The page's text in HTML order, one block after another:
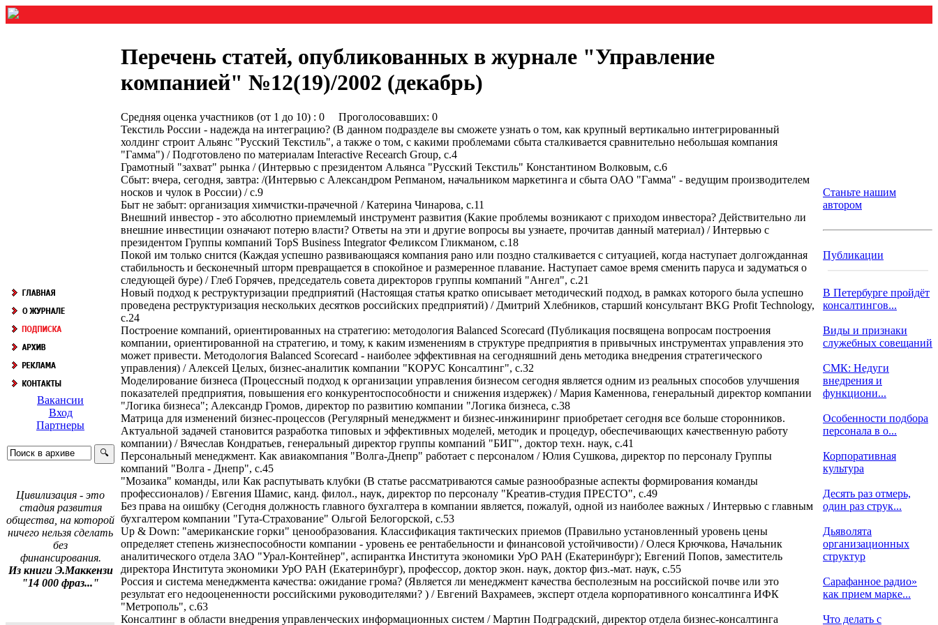
Вакансии
Вход
Партнеры
Цивилизация - это
стадия развития
общества, на которой
ничего нельзя сделать
без
финансирования.
Из книги Э.Маккензи
"14 000 фраз..."
Перечень статей, опубликованных в журнале "Управление
компанией" №12(19)/2002 (декабрь)
Средняя оценка участников (от 1 до 10) : 0 Проголосовавших: 0
Текстиль России - надежда на интеграцию? (В данном подразделе вы сможете узнать о том, как крупный вертикально интегрированный
холдинг строит Альянс "Русский Текстиль", а также о том, с какими проблемами сбыта сталкивается сравнительно небольшая компания
"Гамма") / Подготовлено по материалам Interactive Recearch Group, с.4
Грамотный "захват" рынка / (Интервью с президентом Альянса "Русский Текстиль" Константином Волковым, с.6
Сбыт: вчера, сегодня, завтра: /(Интервью с Александром Репманом, начальником маркетинга и сбыта ОАО "Гамма" - ведущим производителем
носков и чулок в России) / с.9
Быт не забыт: организация химчистки-прачечной / Катерина Чинарова, с.11
Внешний инвестор - это абсолютно приемлемый инструмент развития (Какие проблемы возникают с приходом инвестора? Действительно ли
внешние инвестиции означают потерю власти? Ответы на эти и другие вопросы вы узнаете, прочитав данный материал) / Интервью с
президентом Группы компаний TopS Business Integrator Феликсом Гликманом, с.18
Покой им только снится (Каждая успешно развивающаяся компания рано или поздно сталкивается с ситуацией, когда наступает долгожданная
стабильность и бесконечный шторм превращается в спокойное и размеренное плавание. Наступает самое время сменить паруса и задуматься о
следующей буре) / Глеб Горячев, председатель совета директоров группы компаний "Ангел", с.21
Новый подход к реструктуризации предприятий (Настоящая статья кратко описывает методический подход, в рамках которого была успешно
проведена реструктуризация нескольких десятков российских предприятий) / Дмитрий Хлебников, старший консультант BKG Profit Technology,
с.24
Построение компаний, ориентированных на стратегию: методология Balanced Scorecard (Публикация посвящена вопросам построения
компании, ориентированной на стратегию, и тому, к каким изменениям в структуре предприятия в привычных инструментах управления это
может привести. Методология Balanced Scorecard - наиболее эффективная на сегодняшний день методика внедрения стратегического
управления) / Алексей Целых, бизнес-аналитик компании "КОРУС Консалтинг", с.32
Моделирование бизнеса (Процессный подход к организации управления бизнесом сегодня является одним из реальных способов улучшения
показателей предприятия, повышения его конкурентоспособности и снижения издержек) / Мария Каменнова, генеральный директор компании
"Логика бизнеса"; Александр Громов, директор по развитию компании "Логика бизнеса, с.38
Матрица для изменений бизнес-процессов (Регулярный менеджмент и бизнес-инжиниринг приобретает сегодня все больше сторонников.
Актуальной задачей становится разработка типовых и эффективных моделей, методик и процедур, обеспечивающих качественную работу
компании) / Вячеслав Кондратьев, генеральный директор группы компаний "БИГ", доктор техн. наук, с.41
Персональный менеджмент. Как авиакомпания "Волга-Днепр" работает с персоналом / Юлия Сушкова, директор по персоналу Группы
компаний "Волга - Днепр", с.45
"Мозаика" команды, или Как распутывать клубки (В статье рассматриваются самые разнообразные аспекты формирования команды
профессионалов) / Евгения Шамис, канд. филол., наук, директор по персоналу "Креатив-студия ПРЕСТО", с.49
Без права на оишбку (Сегодня должность главного бухгалтера в компании является, пожалуй, одной из наиболее важных / Интервью с главным
бухгалтером компании "Гута-Страхование" Ольгой Белогорской, с.53
Up & Down: "американские горки" ценообразования. Классификация тактических приемов (Правильно установленный уровень цены
определяет степень жизнеспособности компании - уровень ее рентабельности и финансовой устойчивости) / Олеся Крючкова, Начальник
аналитического отдела ЗАО "Урал-Контейнер", аспирантка Института экономики УрО РАН (Екатеринбург); Евгений Попов, заместитель
директора Института экономики УрО РАН (Екатеринбург), профессор, доктор экон. наук, доктор физ.-мат. наук, с.55
Россия и система менеджмента качества: ожидание грома? (Является ли менеджмент качества бесполезным на российской почве или это
результат его недооцененности российскими руководителями? ) / Евгений Вахрамеев, эксперт отдела корпоративного консалтинга ИФК
"Метрополь", с.63
Консалтинг в области внедрения управленческих информационных систем / Мартин Подградский, директор отдела бизнес-консалтинга
Станьте нашим
автором
Публикации
В Петербурге пройдёт
консалтингов...
Виды и признаки
служебных совещаний
СМК: Недуги
внедрения и
функциони...
Особенности подбора
персонала в о...
Корпоративная
культура
Десять раз отмерь,
один раз струк...
Дьяволята
организационных
структур
Сарафанное радио»
как прием марке...
Что делать с